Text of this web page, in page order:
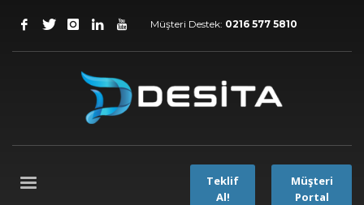
Müşteri Destek: 0216 577 5810
Teklif
Al!
Müşteri
Portal